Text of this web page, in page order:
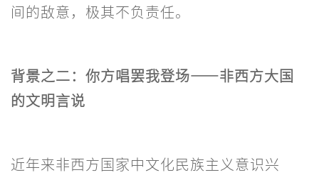
间的敌意，极其不负责任。
背景之二：你方唱罢我登场——非西方大国
的文明言说
近年来非西方国家中文化民族主义意识兴